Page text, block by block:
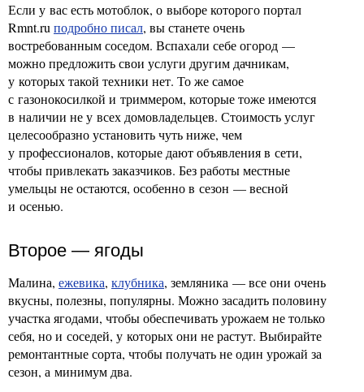
Если у вас есть мотоблок, о выборе которого портал
Rmnt.ru подробно писал, вы станете очень
востребованным соседом. Вспахали себе огород —
можно предложить свои услуги другим дачникам,
у которых такой техники нет. То же самое
с газонокосилкой и триммером, которые тоже имеются
в наличии не у всех домовладельцев. Стоимость услуг
целесообразно установить чуть ниже, чем
у профессионалов, которые дают объявления в сети,
чтобы привлекать заказчиков. Без работы местные
умельцы не остаются, особенно в сезон — весной
и осенью.
Второе — ягоды
Малина, ежевика, клубника, земляника — все они очень
вкусны, полезны, популярны. Можно засадить половину
участка ягодами, чтобы обеспечивать урожаем не только
себя, но и соседей, у которых они не растут. Выбирайте
ремонтантные сорта, чтобы получать не один урожай за
сезон, а минимум два.